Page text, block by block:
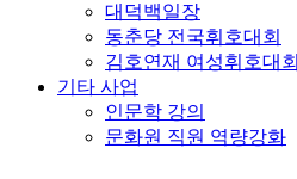
대덕백일장
동춘당 전국휘호대회
김호연재 여성휘호대회
기타 사업
인문학 강의
문화원 직원 역량강화